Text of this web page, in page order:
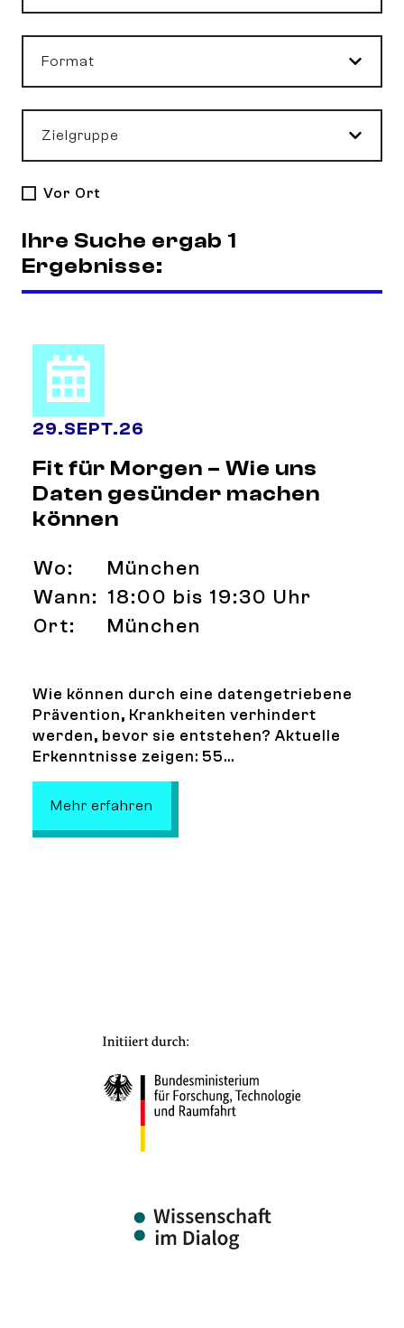
Format
Zielgruppe
Vor Ort
Ihre Suche ergab 1
Ergebnisse:
29.SEPT.26
Fit für Morgen – Wie uns
Daten gesünder machen
können
Wo:
München
Wann: 18:00 bis 19:30 Uhr
Ort:
München
Wie können durch eine datengetriebene
Prävention, Krankheiten verhindert
werden, bevor sie entstehen? Aktuelle
Erkenntnisse zeigen: 55...
Mehr erfahren